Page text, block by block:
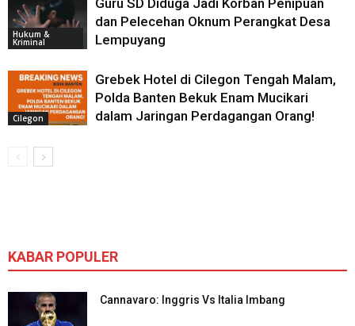
Hukum &
Kriminal
Guru SD Diduga Jadi Korban Penipuan
dan Pelecehan Oknum Perangkat Desa
Lempuyang
Cilegon
Grebek Hotel di Cilegon Tengah Malam,
Polda Banten Bekuk Enam Mucikari
dalam Jaringan Perdagangan Orang!
KABAR POPULER
Cannavaro: Inggris Vs Italia Imbang